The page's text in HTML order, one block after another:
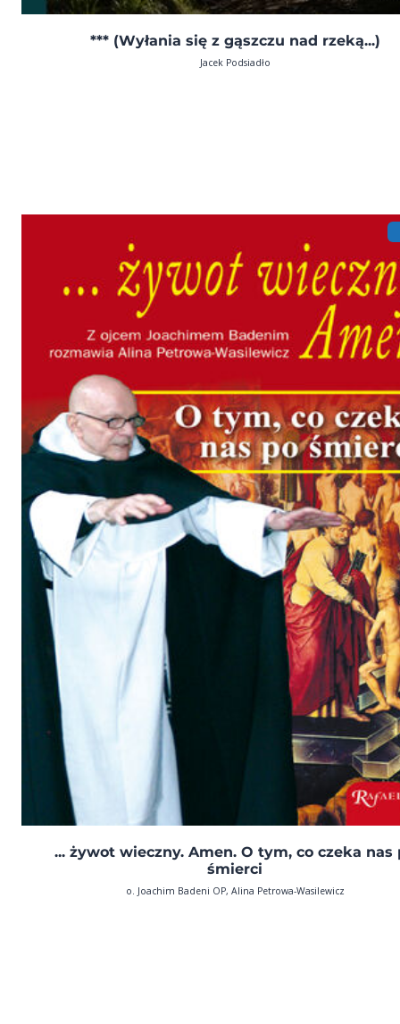
*** (Wyłania się z gąszczu nad rzeką...)
Jacek Podsiadło
... żywot wieczny. Amen. O tym, co czeka nas
śmierci
o. Joachim Badeni OP, Alina Petrowa-Wasilewicz